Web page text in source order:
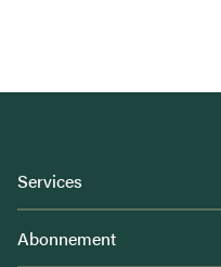
Services
Abonnement